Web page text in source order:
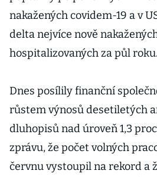
nakažených covidem-19 a v
delta nejvíce nově
hospitalizovaných za půl roku.
Dnes posílily finanční
růstem výnosů desetiletých
dluhopisů nad úroveň 1,3
zprávu, že počet volných
červnu vystoupil na rekord a